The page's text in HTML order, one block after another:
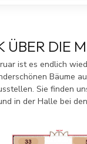
ÜBER DIE
ist es endlich
Bäume
Sie finden
in der Halle bei